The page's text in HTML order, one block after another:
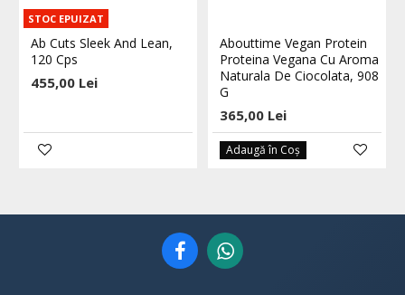
STOC EPUIZAT
Ab Cuts Sleek And Lean,
120 Cps
455,00 Lei
Abouttime Vegan Protein
Proteina Vegana Cu Aroma
Naturala De Ciocolata, 908
G
365,00 Lei
Adaugă în Coş